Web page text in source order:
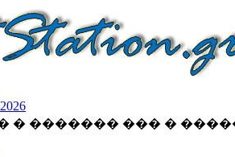
2026
� ������� ��� �